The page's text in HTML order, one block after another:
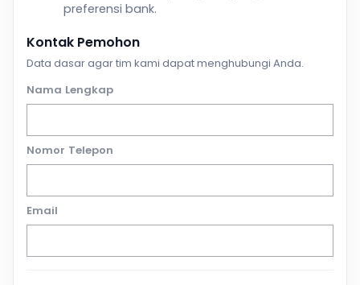
preferensi bank.
Kontak Pemohon
Data dasar agar tim kami dapat menghubungi Anda.
Nama Lengkap
Nomor Telepon
Email